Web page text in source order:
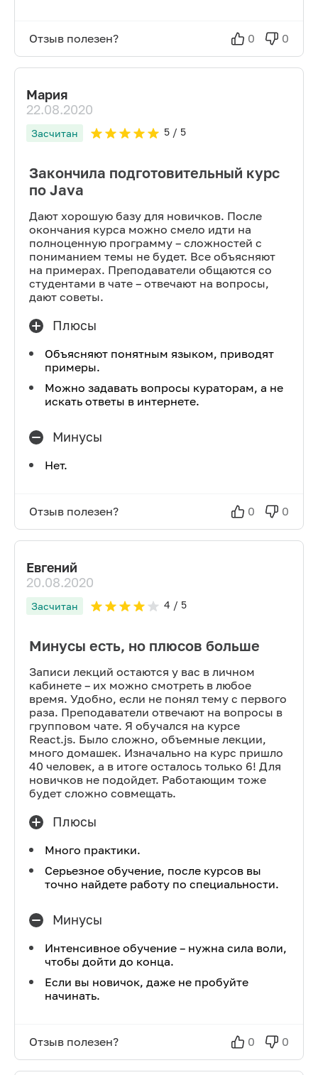
Отзыв полезен? 0 0
Мария
22.08.2020
Засчитан 5/ 5
Закончила подготовительный курс
по Java
Дают хорошую базу для новичков. После
окончания курса можно смело идти на
полноценную программу – сложностей с
пониманием темы не будет. Все объясняют
на примерах. Преподаватели общаются со
студентами в чате – отвечают на вопросы,
дают советы.
Плюсы
Объясняют понятным языком, приводят
примеры.
Можно задавать вопросы кураторам, а не
искать ответы в интернете.
Минусы
Нет.
Отзыв полезен? 0 0
Евгений
20.08.2020
Засчитан 4 / 5
Минусы есть, но плюсов больше
Записи лекций остаются у вас в личном
кабинете – их можно смотреть в любое
время. Удобно, если не понял тему с первого
раза. Преподаватели отвечают на вопросы в
групповом чате. Я обучался на курсе
React.js. Было сложно, объемные лекции,
много домашек. Изначально на курс пришло
40 человек, а в итоге осталось только 6! Для
новичков не подойдет. Работающим тоже
будет сложно совмещать.
Плюсы
Много практики.
Серьезное обучение, после курсов вы
точно найдете работу по специальности.
Минусы
Интенсивное обучение – нужна сила воли,
чтобы дойти до конца.
Если вы новичок, даже не пробуйте
начинать.
Отзыв полезен? 0 0